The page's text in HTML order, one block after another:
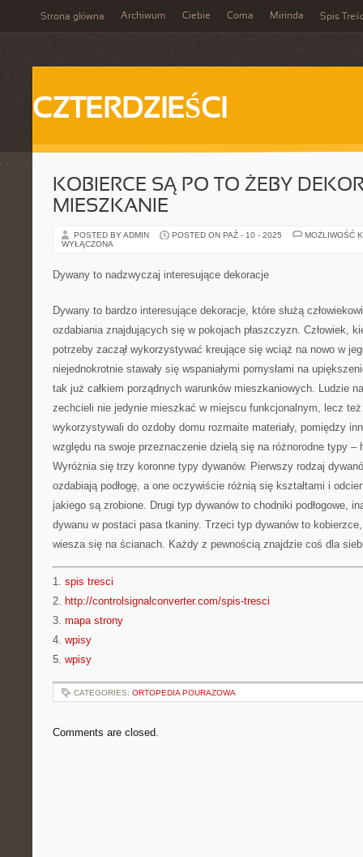
Strona główna Archiwum Ciebie Coma Mirinda Spis
CZTERDZIEŚCI
KOBIERCE SĄ PO TO ŻEBY
MIESZKANIE
POSTED BY ADMIN POSTED ON PAŹ - 10 - 2025
MOŻLIWOŚĆ
WYŁĄCZONA
Dywany to nadzwyczaj interesujące dekoracje
Dywany to bardzo interesujące dekoracje, które służą
ozdabiania znajdujących się w pokojach płaszczyzn. Człowiek,
potrzeby zaczął wykorzystywać kreujące się wciąż na nowo w
niejednokrotnie stawały się wspaniałymi pomysłami na
tak już całkiem porządnych warunków mieszkaniowych. Ludzie
zechcieli nie jedynie mieszkać w miejscu funkcjonalnym, lecz też
wykorzystywali do ozdoby domu rozmaite materiały, pomiędzy
względu na swoje przeznaczenie dzielą się na różnorodne typy
Wyróżnia się trzy koronne typy dywanów. Pierwszy rodzaj
ozdabiają podłogę, a one oczywiście różnią się kształtami i
jakiego są zrobione. Drugi typ dywanów to chodniki podłogowe,
dywanu w postaci pasa tkaniny. Trzeci typ dywanów to
wiesza się na ścianach. Każdy z pewnością znajdzie coś dla
1. spis tresci
2. http://controlsignalconverter.com/spis-tresci
3. mapa strony
4. wpisy
5. wpisy
CATEGORIES: ORTOPEDIA POURAZOWA
Comments are closed.